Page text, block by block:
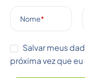
Nome*
Salvar meus
próxima vez que